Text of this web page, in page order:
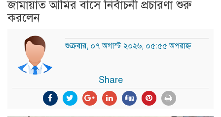
জামায়াত আমির বাসে নির্বাচনী প্রচারণা শুরু
করলেন
শুক্রবার, ০৭ অগাস্ট ২০২৬, ০৫:৫৫ অপরাহ্ন
Share